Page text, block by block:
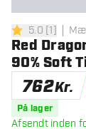
5 5.0 [1]
Red
90% Soft
762Kr.
På lager
Afsendt inden